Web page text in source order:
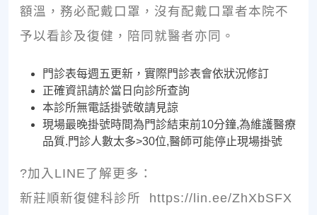
額溫，務必配戴口罩，沒有配戴口罩者本院不
予以看診及復健，陪同就醫者亦同。
門診表每週五更新，實際門診表會依狀況修訂
正確資訊請於當日向診所查詢
本診所無電話掛號敬請見諒
現場最晚掛號時間為門診結束前10分鐘,為維護醫療
品質.門診人數太多>30位,醫師可能停止現場掛號
?加入LINE了解更多：
新莊順新復健科診所 https://lin.ee/ZhXbSFX